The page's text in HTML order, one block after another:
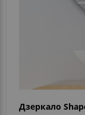
Дзеркало